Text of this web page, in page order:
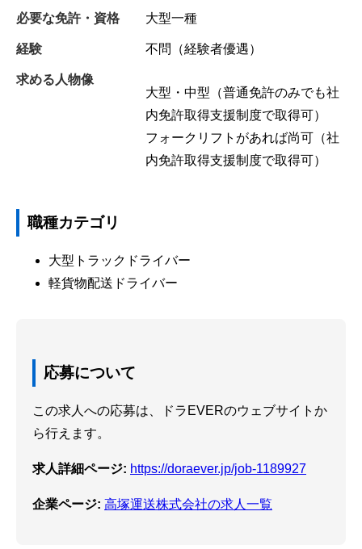
必要な免許・資格 大型一種
経験 不問（経験者優遇）
求める人物像
大型・中型（普通免許のみでも社
内免許取得支援制度で取得可）
フォークリフトがあれば尚可（社
内免許取得支援制度で取得可）
職種カテゴリ
大型トラックドライバー
軽貨物配送ドライバー
応募について
この求人への応募は、ドラEVERのウェブサイトか
ら行えます。
求人詳細ページ: https://doraever.jp/job-1189927
企業ページ: 高塚運送株式会社の求人一覧